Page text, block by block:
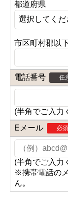
都道府県
市区町村郡以
電話番号 任
(半角でご入力
Eメール
必須
(半角でご入力
※携帯電話の
ん。